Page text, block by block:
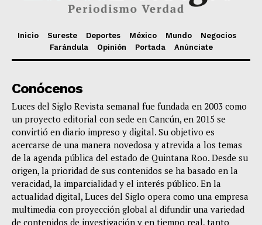
Inicio Sureste Deportes México Mundo
Negocios
Farándula
Opinión Portada Anúnciate
Conócenos
Luces del Siglo Revista semanal fue fundada en 2003 como
un proyecto editorial con sede en Cancún, en 2015 se
convirtió en diario impreso y digital. Su objetivo es
acercarse de una manera novedosa y atrevida a los temas
de la agenda pública del estado de Quintana Roo. Desde su
origen, la prioridad de sus contenidos se ha basado en la
veracidad, la imparcialidad y el interés público. En la
actualidad digital, Luces del Siglo opera como una empresa
multimedia con proyección global al difundir una variedad
de contenidos de investigación y en tiempo real, tanto